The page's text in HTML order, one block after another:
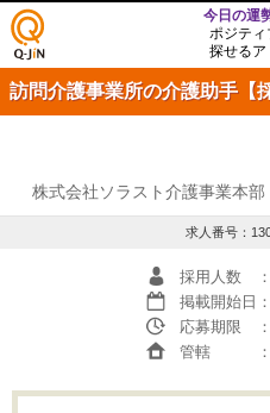
仕事
探し
の求
Q-JiN
今日の運
ポジティ
探せるア
訪問介護事業所の介護助手【
株式会社ソラスト介護事業本部
求人番号：
採用人数
掲載開始日
応募期限
管轄